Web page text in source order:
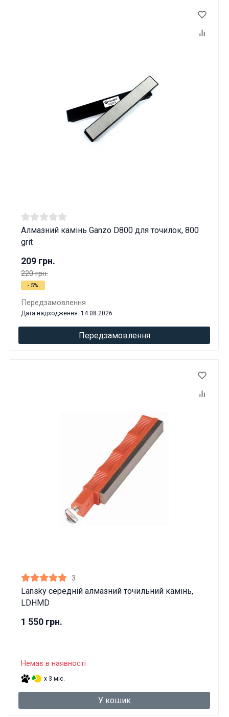
Алмазний камінь Ganzo D800 для точилок, 800
grit
209 грн.
220 грн.
- 5%
Передзамовлення
Дата надходження: 14.08.2026
Передзамовлення
3
Lansky середній алмазний точильний камінь,
LDHMD
1 550 грн.
Немає в наявності
x 3 міс.
У кошик